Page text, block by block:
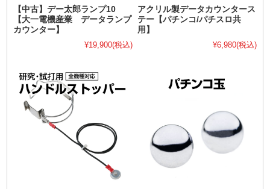
【中古】デー太郎ランプ10
【大一電機産業 データランプ
カウンター】
¥19,900(税込)
アクリル製データカウンタース
テー【パチンコ/パチスロ共
用】
¥6,980(税込)